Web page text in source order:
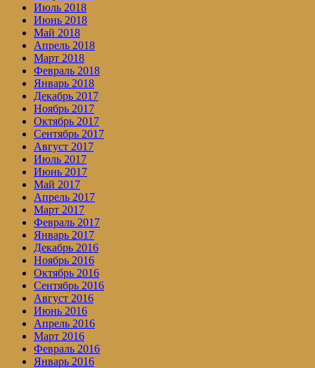
Июль 2018
Июнь 2018
Май 2018
Апрель 2018
Март 2018
Февраль 2018
Январь 2018
Декабрь 2017
Ноябрь 2017
Октябрь 2017
Сентябрь 2017
Август 2017
Июль 2017
Июнь 2017
Май 2017
Апрель 2017
Март 2017
Февраль 2017
Январь 2017
Декабрь 2016
Ноябрь 2016
Октябрь 2016
Сентябрь 2016
Август 2016
Июнь 2016
Апрель 2016
Март 2016
Февраль 2016
Январь 2016